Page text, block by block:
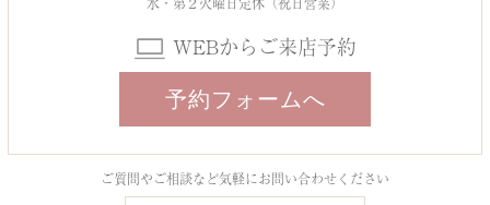
WEBからご来店予約
予約フォームへ
ご質問やご相談など気軽にお問い合わせください